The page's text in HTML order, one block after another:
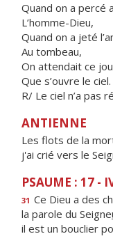
Quand on a percé
L’homme-Dieu,
Quand on a jeté
Au tombeau,
On attendait ce
Que s’ouvre le ciel.
R/ Le ciel n’a pas
ANTIENNE
Les flots de la
j'ai crié vers le
PSAUME : 17 -
31 Ce Dieu a des
la parole du Seigne
il est un bouclier